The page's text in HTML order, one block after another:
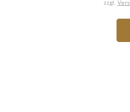
zzgl.